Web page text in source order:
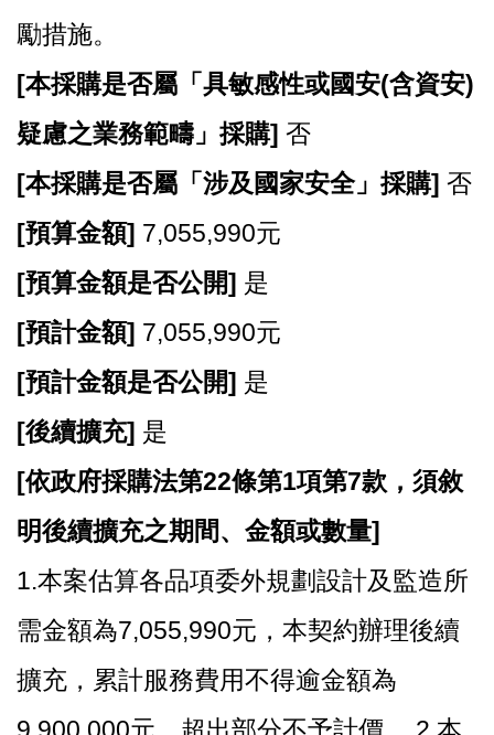
政
策
政
府
網
站
資
料
放
告
網
安
政
勵措施。
[本採購是否屬「具敏感性或國安(含資安)
疑慮之業務範疇」採購] 否
[本採購是否屬「涉及國家安全」採購] 否
[預算金額] 7,055,990元
[預算金額是否公開] 是
[預計金額] 7,055,990元
[預計金額是否公開] 是
[後續擴充] 是
[依政府採購法第22條第1項第7款，須敘
明後續擴充之期間、金額或數量]
1.本案估算各品項委外規劃設計及監造所
需金額為7,055,990元，本契約辦理後續
擴充，累計服務費用不得逾金額為